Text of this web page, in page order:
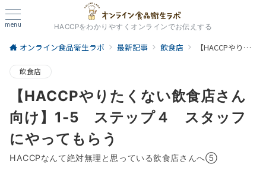
menu HACCPをわかりやすくオンラインでお伝えする
オンライン食品衛生ラボ 最新記事 飲食店 【HACCPやりたくない飲食店さん向け】1-5 ステップ４ スタッフにやってもらう
飲食店
【HACCPやりたくない飲食店さん
向け】1-5 ステップ４ スタッフ
にやってもらう
HACCPなんて絶対無理と思っている飲食店さんへ⑤